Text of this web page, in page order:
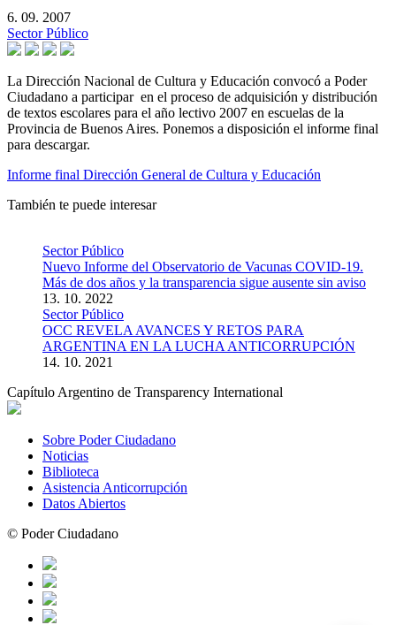
6. 09. 2007
Sector Público
La Dirección Nacional de Cultura y Educación convocó a Poder
Ciudadano a participar en el proceso de adquisición y distribución
de textos escolares para el año lectivo 2007 en escuelas de la
Provincia de Buenos Aires. Ponemos a disposición el informe final
para descargar.
Informe final Dirección General de Cultura y Educación
También te puede interesar
Sector Público
Nuevo Informe del Observatorio de Vacunas COVID-19.
Más de dos años y la transparencia sigue ausente sin aviso
13. 10. 2022
Sector Público
OCC REVELA AVANCES Y RETOS PARA
ARGENTINA EN LA LUCHA ANTICORRUPCIÓN
14. 10. 2021
Capítulo Argentino de Transparency International
Sobre Poder Ciudadano
Noticias
Biblioteca
Asistencia Anticorrupción
Datos Abiertos
© Poder Ciudadano